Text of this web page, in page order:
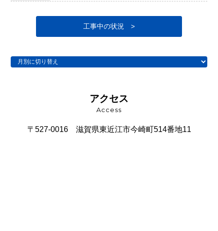
工事中の状況 >
アクセス
Access
〒527-0016滋賀県東近江市今崎町514番地11